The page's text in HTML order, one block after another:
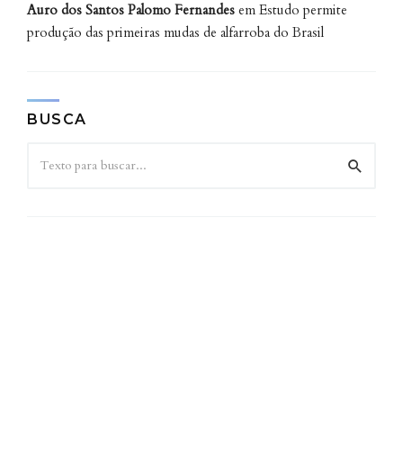
Auro dos Santos Palomo Fernandes em Estudo permite
produção das primeiras mudas de alfarroba do Brasil
BUSCA